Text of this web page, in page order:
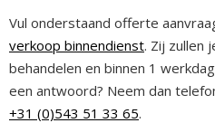
Vul onderstaand offerte
verkoop binnendienst. Zij zullen
behandelen en binnen 1
een antwoord? Neem dan
+31 (0)543 51 33 65.